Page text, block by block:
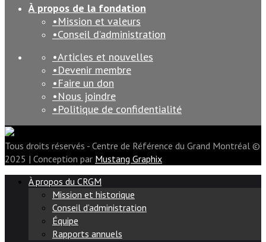
À propos de la fondation
Mission et valeurs
Conseil d’administration
Articles et nouvelles
Devenir membre
Faire un don
Nous joindre
Politique de confidentialité
Tous droits réservés - Centre de Référence du Grand Montréal ©
2025 | Conception par Mustang Graphix
À propos du CRGM
Mission et historique
Conseil d’administration
Équipe
Rapports annuels